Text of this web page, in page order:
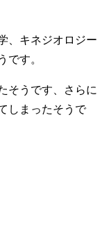
、キネジオロジー
です。
そうです、さらに
しまったそうで